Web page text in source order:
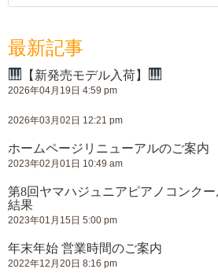
最新記事
【新発売モデル入荷】
2026年04月19日 4:59 pm
2026年03月02日 12:21 pm
ホームページリニューアルのご案内
2023年02月01日 10:49 am
第8回ヤマハジュニアピアノコンク
結果
2023年01月15日 5:00 pm
年末年始 営業時間のご案内
2022年12月20日 8:16 pm